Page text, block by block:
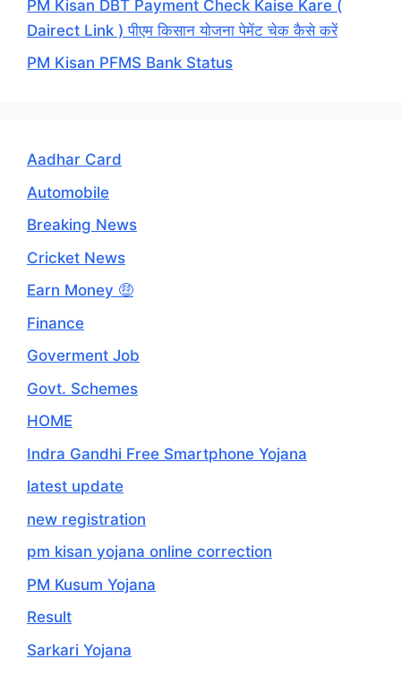
PM Kisan DBT Payment Check Kaise Kare (
Dairect Link ) पीएम किसान योजना पेमेंट चेक कैसे करें
PM Kisan PFMS Bank Status
Aadhar Card
Automobile
Breaking News
Cricket News
Earn Money 🤑
Finance
Goverment Job
Govt. Schemes
HOME
Indra Gandhi Free Smartphone Yojana
latest update
new registration
pm kisan yojana online correction
PM Kusum Yojana
Result
Sarkari Yojana